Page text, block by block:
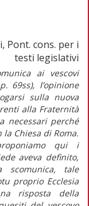
Pont. cons. per i
testi legislativi
ai vescovi
69ss), l’opinione
sulla nuova
alla Fraternità
necessari perché
Chiesa di Roma.
qui i
aveva definito,
tale
proprio Ecclesia
risposta della